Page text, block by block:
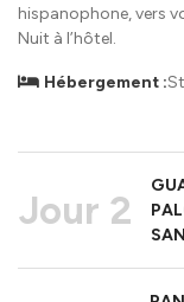
hispanophone, vers
Nuit à l’hôtel.
Hébergement :
Jour 2